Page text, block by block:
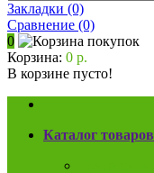
Закладки (0)
Сравнение (0)
0
Корзина: 0 р.
В корзине пусто!
Каталог товаров